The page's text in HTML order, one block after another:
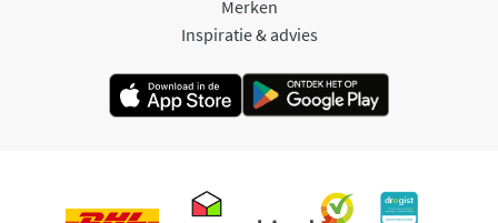
Merken
Inspiratie & advies